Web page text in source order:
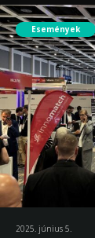
Események
2025. június 5.